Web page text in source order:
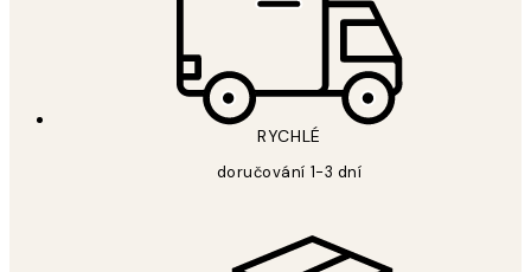
RYCHLÉ
doručování 1-3 dní